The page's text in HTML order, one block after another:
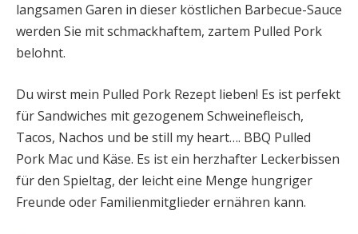
langsamen Garen in dieser köstlichen Barbecue-Sauce
werden Sie mit schmackhaftem, zartem Pulled Pork
belohnt.
Du wirst mein Pulled Pork Rezept lieben! Es ist perfekt
für Sandwiches mit gezogenem Schweinefleisch,
Tacos, Nachos und be still my heart…. BBQ Pulled
Pork Mac und Käse. Es ist ein herzhafter Leckerbissen
für den Spieltag, der leicht eine Menge hungriger
Freunde oder Familienmitglieder ernähren kann.